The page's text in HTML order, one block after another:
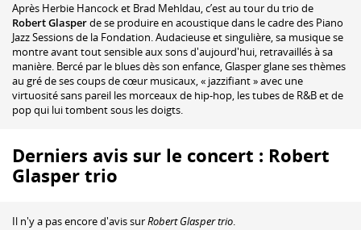
Après Herbie Hancock et Brad Mehldau, c’est au tour du trio de
Robert Glasperde se produire en acoustique dans le cadre des Piano
Jazz Sessions de la Fondation. Audacieuse et singulière, sa musique se
montre avant tout sensible aux sons d'aujourd'hui, retravaillés à sa
manière. Bercé par le blues dès son enfance, Glasper glane ses thèmes
au gré de ses coups de cœur musicaux, « jazzifiant » avec une
virtuosité sans pareil les morceaux de hip-hop, les tubes de R&B et de
pop qui lui tombent sous les doigts.
Derniers avis sur le concert : Robert
Glasper trio
Il n'y a pas encore d'avis surRobert Glasper trio.